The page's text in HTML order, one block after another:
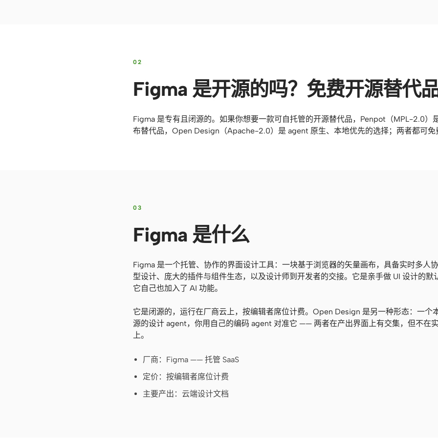
02
Figma 是开源的吗？免费开源替代
Figma 是专有且闭源的。如果你想要一款可自托管的开源替代品，Penpot（MPL-2.0）
布替代品，Open Design（Apache-2.0）是 agent 原生、本地优先的选择；两者都可免
03
Figma 是什么
Figma 是一个托管、协作的界面设计工具：一块基于浏览器的矢量画布，具备实时多人
型设计、庞大的插件与组件生态，以及设计师到开发者的交接。它是亲手做 UI 设计的默
它自己也加入了 AI 功能。
它是闭源的，运行在厂商云上，按编辑者席位计费。Open Design 是另一种形态：一个
源的设计 agent，你用自己的编码 agent 对准它 —— 两者在产出界面上有交集，但不在
上。
厂商：Figma —— 托管 SaaS
定价：按编辑者席位计费
主要产出：云端设计文档